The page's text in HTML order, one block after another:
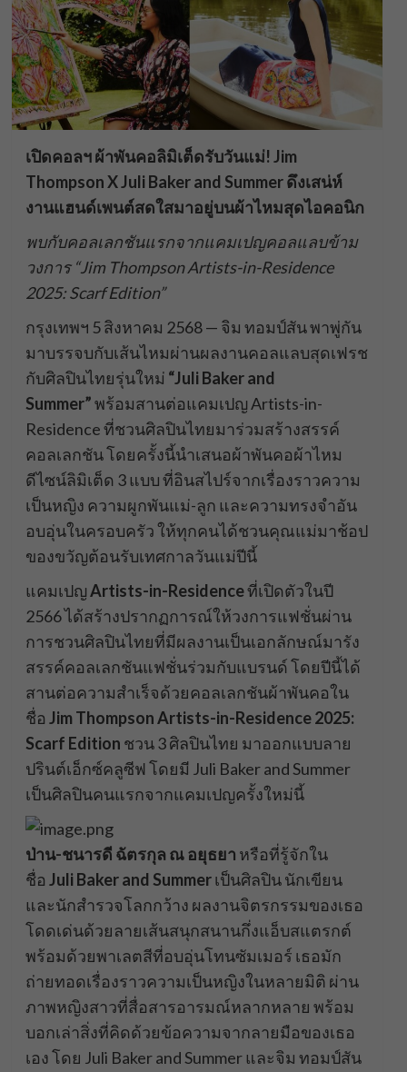
เปิดคอลฯ ผ้าพันคอลิมิเต็ดรับวันแม่! Jim
Thompson X Juli Baker and Summer ดึงเสน่ห์
งานแฮนด์เพนต์สดใสมาอยู่บนผ้าไหมสุดไอคอนิก
พบกับคอลเลกชันแรกจากแคมเปญคอลแลบข้าม
วงการ “Jim Thompson Artists-in-Residence
2025: Scarf Edition”
กรุงเทพฯ 5 สิงหาคม 2568 — จิม ทอมป์สัน พาพู่กัน
มาบรรจบกับเส้นไหมผ่านผลงานคอลแลบสุดเฟรช
กับศิลปินไทยรุ่นใหม่ “Juli Baker and
Summer”พร้อมสานต่อแคมเปญ Artists-in-
Residence ที่ชวนศิลปินไทยมาร่วมสร้างสรรค์
คอลเลกชัน โดยครั้งนี้นำเสนอผ้าพันคอผ้าไหม
ดีไซน์ลิมิเต็ด 3 แบบ ที่อินสไปร์จากเรื่องราวความ
เป็นหญิง ความผูกพันแม่-ลูก และความทรงจำอัน
อบอุ่นในครอบครัว ให้ทุกคนได้ชวนคุณแม่มาช้อป
ของขวัญต้อนรับเทศกาลวันแม่ปีนี้
แคมเปญArtists-in-Residenceที่เปิดตัวในปี
2566 ได้สร้างปรากฏการณ์ให้วงการแฟชั่นผ่าน
การชวนศิลปินไทยที่มีผลงานเป็นเอกลักษณ์มารัง
สรรค์คอลเลกชันแฟชั่นร่วมกับแบรนด์ โดยปีนี้ได้
สานต่อความสำเร็จด้วยคอลเลกชันผ้าพันคอใน
ชื่อ Jim Thompson Artists-in-Residence 2025:
Scarf Edition ชวน 3 ศิลปินไทย มาออกแบบลาย
ปรินต์เอ็กซ์คลูซีฟ โดยมี Juli Baker and Summer
เป็นศิลปินคนแรกจากแคมเปญครั้งใหม่นี้
ป่าน-ชนารดี ฉัตรกุล ณ อยุธยา หรือที่รู้จักใน
ชื่อ Juli Baker and Summerเป็นศิลปิน นักเขียน
และนักสำรวจโลกกว้าง ผลงานจิตรกรรมของเธอ
โดดเด่นด้วยลายเส้นสนุกสนานกึ่งแอ็บสแตรกต์
พร้อมด้วยพาเลตสีที่อบอุ่นโทนซัมเมอร์ เธอมัก
ถ่ายทอดเรื่องราวความเป็นหญิงในหลายมิติ ผ่าน
ภาพหญิงสาวที่สื่อสารอารมณ์หลากหลาย พร้อม
บอกเล่าสิ่งที่คิดด้วยข้อความจากลายมือของเธอ
เอง โดย Juli Baker and Summer และจิม ทอมป์สัน